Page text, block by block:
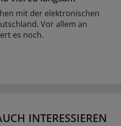
mit der elektronischen
Vor allem an
es noch.
INTERESSIEREN